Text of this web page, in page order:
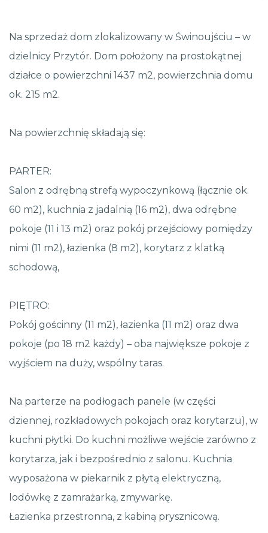
Na sprzedaż dom zlokalizowany w Świnoujściu – w
dzielnicy Przytór. Dom położony na prostokątnej
działce o powierzchni 1437 m2, powierzchnia domu
ok. 215 m2.
Na powierzchnię składają się:
PARTER:
Salon z odrębną strefą wypoczynkową (łącznie ok.
60 m2), kuchnia z jadalnią (16 m2), dwa odrębne
pokoje (11 i 13 m2) oraz pokój przejściowy pomiędzy
nimi (11 m2), łazienka (8 m2), korytarz z klatką
schodową,
PIĘTRO:
Pokój gościnny (11 m2), łazienka (11 m2) oraz dwa
pokoje (po 18 m2 każdy) – oba największe pokoje z
wyjściem na duży, wspólny taras.
Na parterze na podłogach panele (w części
dziennej, rozkładowych pokojach oraz korytarzu), w
kuchni płytki. Do kuchni możliwe wejście zarówno z
korytarza, jak i bezpośrednio z salonu. Kuchnia
wyposażona w piekarnik z płytą elektryczną,
lodówkę z zamrażarką, zmywarkę.
Łazienka przestronna, z kabiną prysznicową.